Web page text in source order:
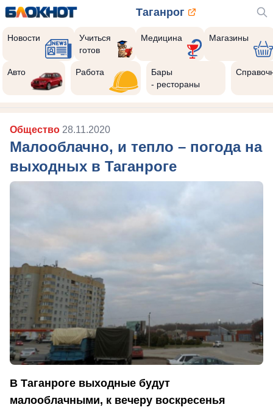
Таганрог
Новости
Учиться
готов
Медицина Магазины
Авто Работа
Бары
- рестораны
Общество 28.11.2020
Малооблачно, и тепло – погода на
выходных в Таганроге
В Таганроге выходные будут
малооблачными, к вечеру воскресенья